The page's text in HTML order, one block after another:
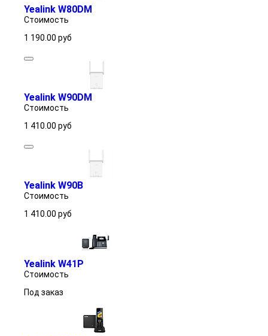
Yealink W80DM
Стоимость
1 190.00 руб
Yealink W90DM
Стоимость
1 410.00 руб
Yealink W90B
Стоимость
1 410.00 руб
Yealink W41P
Стоимость
Под заказ